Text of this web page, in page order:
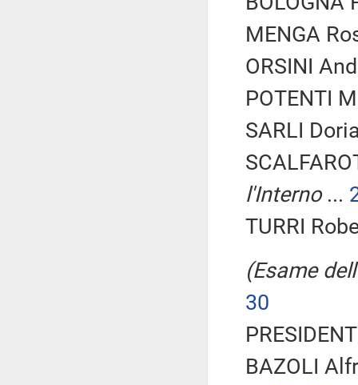
MENGA
ORSINI
POTENTI
SARLI
l'Interno...
TURRI
(Esame
30
BAZOLI